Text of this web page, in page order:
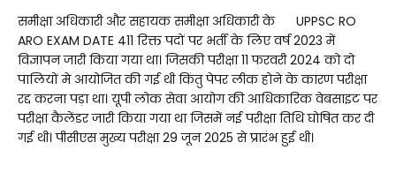
समीक्षा अधिकारी और सहायक समीक्षा अधिकारी के UPPSC RO
ARO EXAM DATE 411 रिक्त पदों पर भर्ती के लिए वर्ष 2023 में
विज्ञापन जारी किया गया था। जिसकी परीक्षा 11 फरवरी 2024 को दो
पालियों मे आयोजित की गई थी किंतु पेपर लीक होने के कारण परीक्षा
रद्द करना पड़ा था। यूपी लोक सेवा आयोग की आधिकारिक वेबसाइट पर
परीक्षा कैलेंडर जारी किया गया था जिसमें नई परीक्षा तिथि घोषित कर दी
गई थी। पीसीएस मुख्य परीक्षा 29 जून 2025 से प्रारंभ हुई थी।